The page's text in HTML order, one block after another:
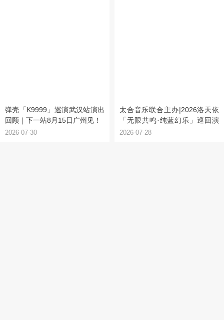
弹壳「K9999」巡演武汉站演出
回顾｜下一站8月15日广州见！
2026-07-30
太合音乐联合主办|2026洛天依
「无限共鸣·纯蓝幻乐」巡回演
唱会·上海站嘉宾揭晓&观演须知
2026-07-28